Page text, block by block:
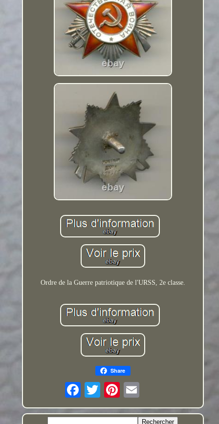
Ordre de la Guerre patriotique de l'URSS, 2e classe.
Share